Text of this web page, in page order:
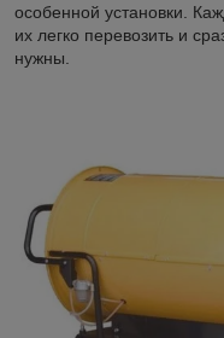
особенной установки.
их легко перевозить и
нужны.